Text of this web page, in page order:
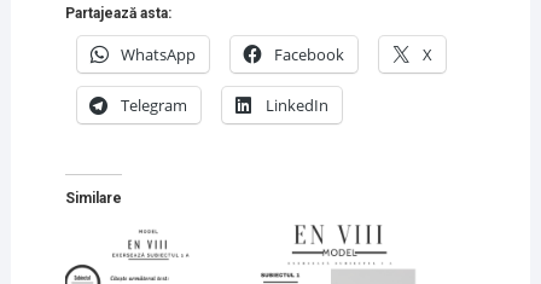
Partajează asta:
WhatsApp Facebook X
Telegram LinkedIn
Similare